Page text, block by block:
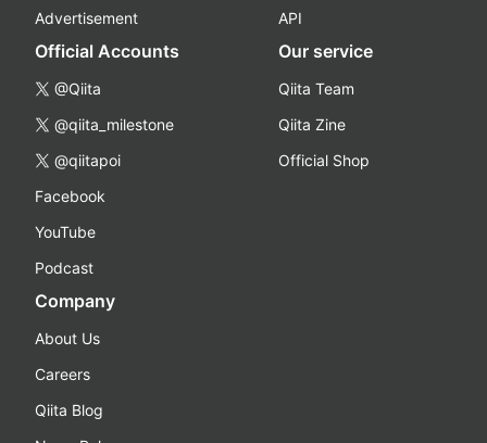
Advertisement
API
Official Accounts
@Qiita
@qiita_milestone
@qiitapoi
Facebook
YouTube
Podcast
Our service
Qiita Team
Qiita Zine
Official Shop
Company
About Us
Careers
Qiita Blog